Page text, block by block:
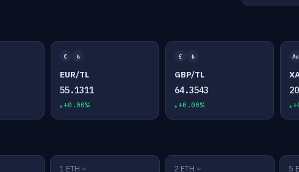
€ ₺
EUR/TL
55.1311
+0.00%
£ ₺
GBP/TL
64.3543
+0.00%
Au
1 ETH = 2 ETH = 5